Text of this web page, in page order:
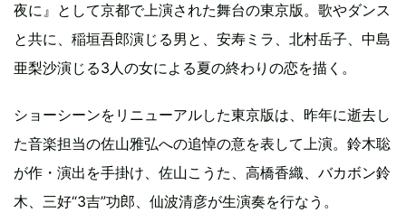
夜に』として京都で上演された舞台の東京版。歌やダンス
と共に、稲垣吾郎演じる男と、安寿ミラ、北村岳子、中島
亜梨沙演じる3人の女による夏の終わりの恋を描く。
ショーシーンをリニューアルした東京版は、昨年に逝去し
た音楽担当の佐山雅弘への追悼の意を表して上演。鈴木聡
が作・演出を手掛け、佐山こうた、高橋香織、バカボン鈴
木、三好“3吉”功郎、仙波清彦が生演奏を行なう。